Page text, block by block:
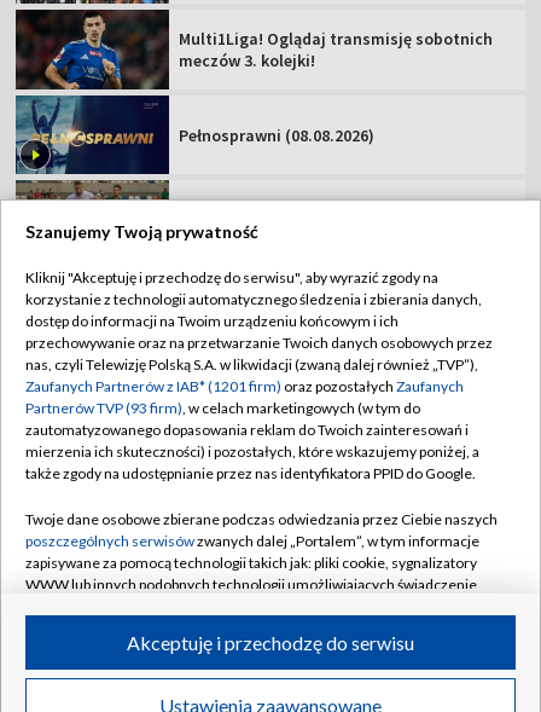
Podhale Nowy Targ – Hutnik Kraków [NA
TVP
Abonament TVP
Sklep TVP
Biuro Reklamy
Oferta Handlowa
Emisja w TVP
Rada Programowa
Ogłoszenia przetargowe
Akademia Telewizyjna
Informacje o nadawcy
Regulamin TVP
Polityka prywatności
Moje zgody
Biuro reklamy
Kanały
©2026 Telewizja Polska Spółka Akcyjna w likwidacji
Szanujemy Twoją prywatność
Kliknij "Akceptuję i przechodzę do serwisu", aby wyrazić zgody na
korzystanie z technologii automatycznego śledzenia i zbierania danych,
dostęp do informacji na Twoim urządzeniu końcowym i ich
przechowywanie oraz na przetwarzanie Twoich danych osobowych przez
nas, czyli Telewizję Polską S.A. w likwidacji (zwaną dalej również „TVP”),
Zaufanych Partnerów z IAB* (1201 firm) oraz pozostałych Zaufanych
Partnerów TVP (93 firm), w celach marketingowych (w tym do
zautomatyzowanego dopasowania reklam do Twoich zainteresowań i
mierzenia ich skuteczności) i pozostałych, które wskazujemy poniżej, a
także zgody na udostępnianie przez nas identyfikatora PPID do Google.
Twoje dane osobowe zbierane podczas odwiedzania przez Ciebie naszych
poszczególnych serwisówzwanych dalej „Portalem”, w tym informacje
zapisywane za pomocą technologii takich jak: pliki cookie, sygnalizatory
WWW lub innych podobnych technologii umożliwiających świadczenie
ruchu w Internecie.
Twoje dane osobowe zbierane podczas odwiedzania przez Ciebie
Ustawienia zaawansowane
Akceptuję i przechodzę do serwisu